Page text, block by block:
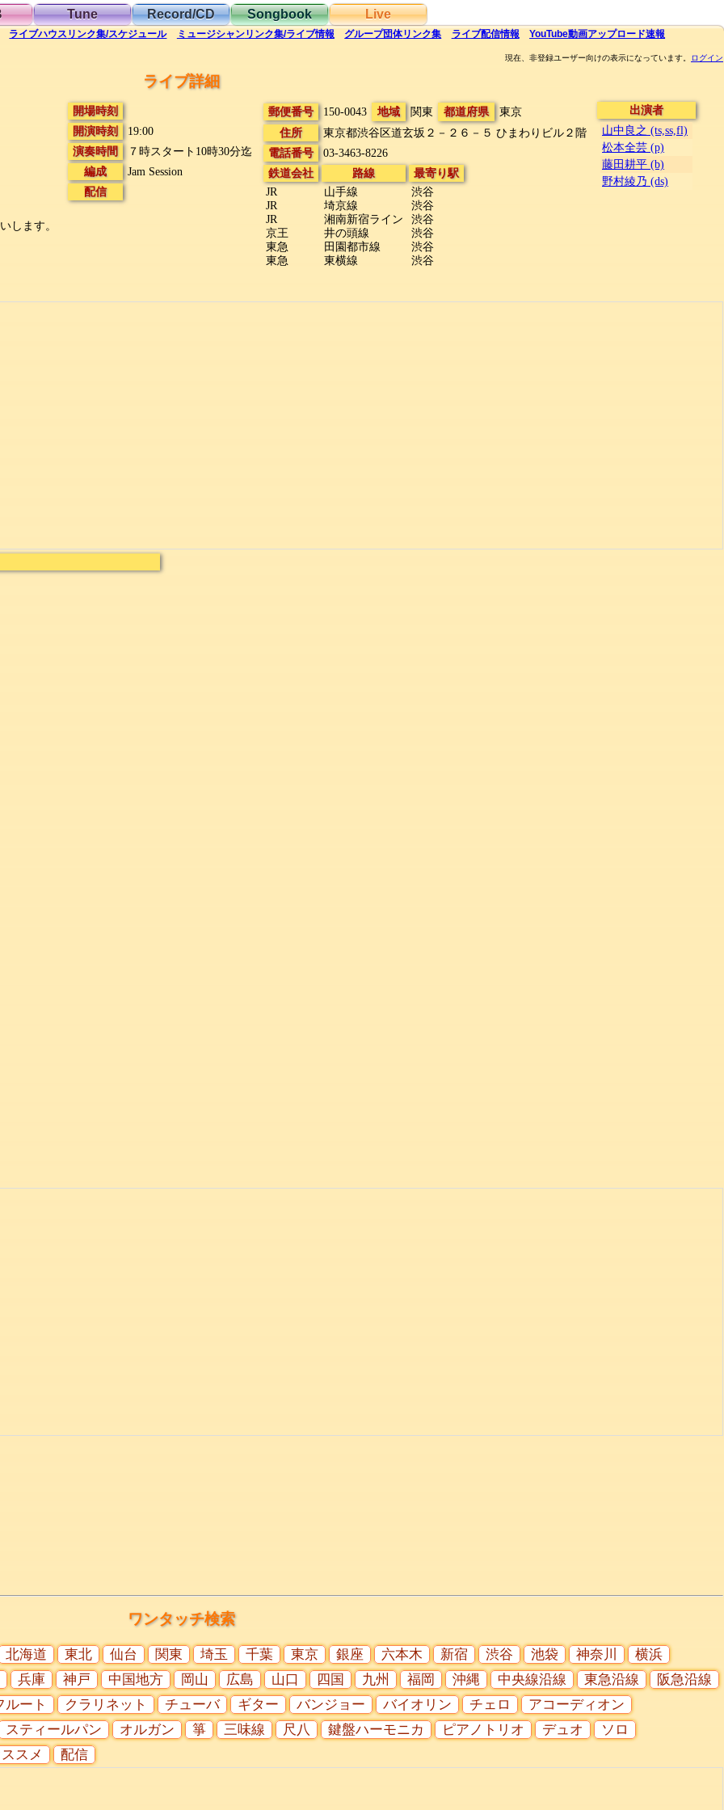
Tune Record/CD Songbook Live
ライブハウス リンク集/スケジュール ミュージシャンリンク集/ライブ情報 グループ団体リンク集 ライブ配信情報 YouTube動画アップロード速報
現在、非登録ユーザー向けの表示になっています。 ログイン
ライブ詳細
します。
開場時刻
開演時刻
19:00
演奏時間
７時スタート10時30分迄
編成
Jam Session
配信
郵便番号 150-0043 地域 関東 都道府県
東京
住所
東京都渋谷区道玄坂２－２６－５ ひまわりビル２階
電話番号
03-3463-8226
鉄道会社
JR
JR
JR
京王
東急
東急
路線
山手線
埼京線
湘南新宿ライン
井の頭線
田園都市線
東横線
最寄り駅
渋谷
渋谷
渋谷
渋谷
渋谷
渋谷
出演者
山中良之 (ts,ss,fl)
松本全芸 (p)
藤田耕平 (b)
野村綾乃 (ds)
ワンタッチ検索
北海道 東北 仙台 関東 埼玉 千葉 東京 銀座 六本木 新宿 渋谷 池袋 神奈川
横浜
兵庫
神戸 中国地方 岡山 広島 山口 四国 九州 福岡 沖縄 中央線沿線 東急沿線
阪急沿線
ルート
クラリネット チューバ ギター バンジョー バイオリン チェロ
アコーディオン
スティールパン
オルガン 箏 三味線 尺八 鍵盤ハーモニカ ピアノトリオ デュオ
ソロ
スメ
配信